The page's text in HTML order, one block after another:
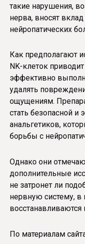
такие нарушения,
нерва, вносят
нейропатических
Как предполагают
NK-клеток
эффективно
удалять
ощущениям.
стать безопасной
анальгетиков,
борьбы с
Однако они
дополнительные
не затронет ли
нервную систему, в
восстанавливаются
По материалам